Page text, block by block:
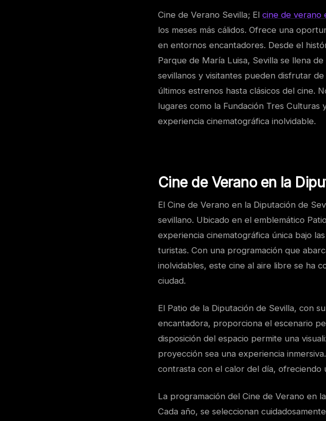
Cine de Verano Sevilla; El cine de verano
los meses más cálidos. Ofrece una
en entornos encantadores. Desde el
Parque de María Luisa, Sevilla se llena
sevillanos y visitantes pueden disfrutar
últimos estrenos hasta clásicos del cine.
lugares como la Fundación Tres Culturas
experiencia cinematográfica inolvidable.
Cine de Verano en la
El Cine de Verano en la Diputación de
sevillano. Ubicado en el emblemático
experiencia cinematográfica única bajo
turistas. Con una programación que
inolvidables, este cine al aire libre se ha
ciudad.
El Patio de la Diputación de Sevilla, con
encantadora, proporciona el escenario
disposición del espacio permite una
proyección sea una experiencia
contrasta con el calor del día, ofreciendo
La programación del Cine de Verano en
Cada año, se seleccionan